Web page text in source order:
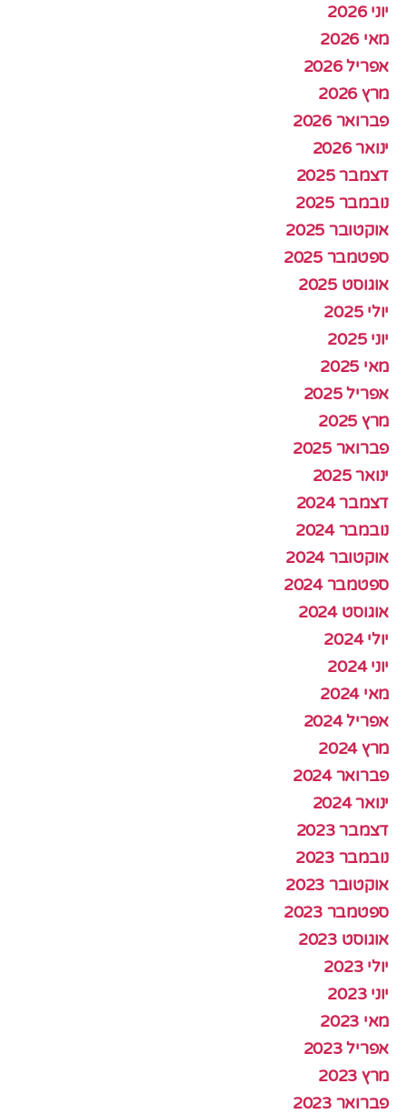
יוני 2026
מאי 2026
אפריל 2026
מרץ 2026
פברואר 2026
ינואר 2026
דצמבר 2025
נובמבר 2025
אוקטובר 2025
ספטמבר 2025
אוגוסט 2025
יולי 2025
יוני 2025
מאי 2025
אפריל 2025
מרץ 2025
פברואר 2025
ינואר 2025
דצמבר 2024
נובמבר 2024
אוקטובר 2024
ספטמבר 2024
אוגוסט 2024
יולי 2024
יוני 2024
מאי 2024
אפריל 2024
מרץ 2024
פברואר 2024
ינואר 2024
דצמבר 2023
נובמבר 2023
אוקטובר 2023
ספטמבר 2023
אוגוסט 2023
יולי 2023
יוני 2023
מאי 2023
אפריל 2023
מרץ 2023
פברואר 2023